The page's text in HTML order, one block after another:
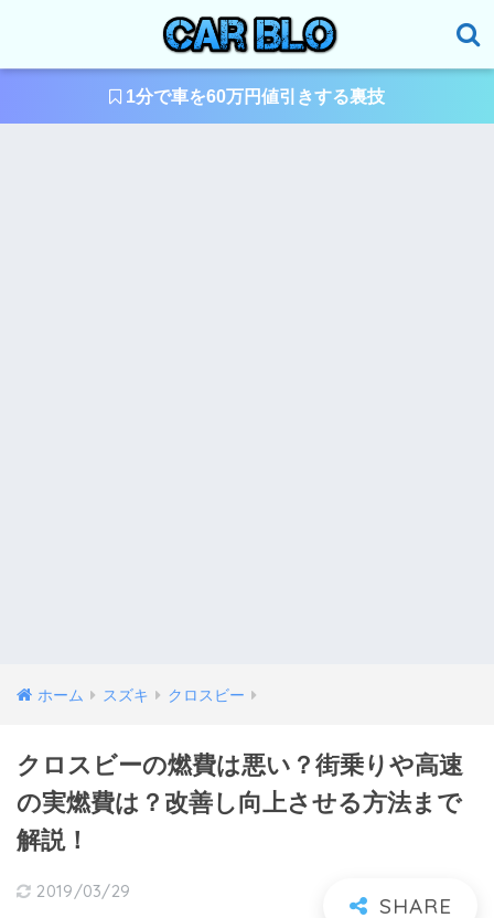
1分で車を60万円値引きする裏技
ホーム スズキ クロスビー
クロスビーの燃費は悪い？街乗りや高速
の実燃費は？改善し向上させる方法まで
解説！
2019/03/29